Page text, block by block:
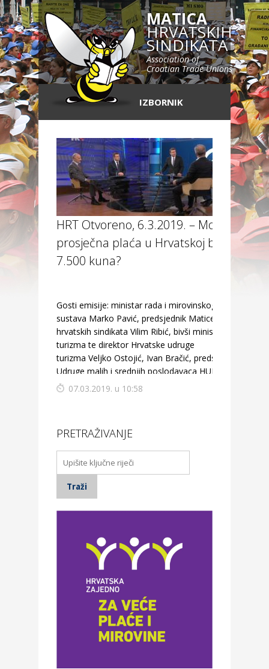
MATICA
HRVATSKIH
SINDIKATA
Association of
Croatian Trade Unions
IZBORNIK
HRT Otvoreno, 6.3.2019. – Može li
prosječna plaća u Hrvatskoj biti
7.500 kuna?
Gosti emisije: ministar rada i mirovinskog
sustava Marko Pavić, predsjednik Matice
hrvatskih sindikata Vilim Ribić, bivši ministar
turizma te direktor Hrvatske udruge
turizma Veljko Ostojić, Ivan Bračić, predsjednik
Udruge malih i srednjih poslodavaca HUP-a te
predsjednik Udruženja tekstilaca HGK Stjepan
07.03.2019. u 10:58
PRETRAŽIVANJE